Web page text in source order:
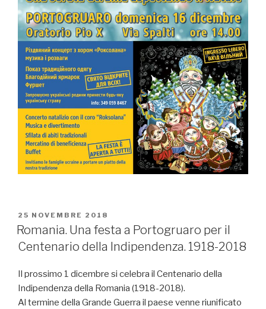
PUBBLICATO
IL
25 NOVEMBRE 2018
Romania. Una festa a Portogruaro per il
Centenario della Indipendenza. 1918-2018
Il prossimo 1 dicembre si celebra il Centenario della
Indipendenza della Romania (1918-2018).
Al termine della Grande Guerra il paese venne riunificato